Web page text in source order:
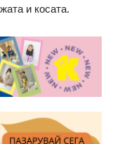
и косата.